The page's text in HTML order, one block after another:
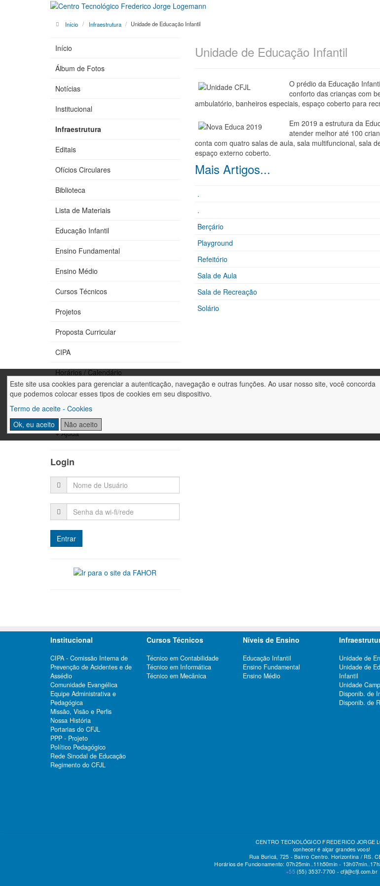
Este site usa cookies para gerenciar a autenticação, navegação e outras funções. Ao usar nosso site, você concorda
que podemos colocar esses tipos de cookies em seu dispositivo.
Termo de aceite - Cookies
Ok, eu aceito
Não aceito
Início Infraestrutura Unidade de Educação Infantil
Unidade de Educação Infantil
O prédio da Educação
conforto das crianças com
ambulatório, banheiros especiais, espaço coberto para
Em 2019 a estrutura da
atender melhor até 100
conta com quatro salas de aula, sala multifuncional, sala
espaço externo coberto.
Mais Artigos...
.
.
Berçário
Playground
Refeitório
Sala de Aula
Sala de Recreação
Solário
Início
Álbum de Fotos
Notícias
Institucional
Infraestrutura
Editais
Ofícios Circulares
Biblioteca
Lista de Materiais
Educação Infantil
Ensino Fundamental
Ensino Médio
Cursos Técnicos
Projetos
Proposta Curricular
CIPA
Horários / Calendário
Fale conosco
Trabalhe conosco
+ Ajuda
Login
Institucional
CIPA - Comissão Interna de
Prevenção de Acidentes e de
Assédio
Comunidade Evangélica
Equipe Administrativa e
Pedagógica
Missão, Visão e Perfis
Nossa História
Portarias do CFJL
PPP - Projeto
Político Pedagógico
Rede Sinodal de Educação
Regimento do CFJL
Cursos Técnicos
Técnico em Contabilidade
Técnico em Informática
Técnico em Mecânica
Níveis de Ensino
Educação Infantil
Ensino Fundamental
Ensino Médio
Unidade de
Unidade de
Infantil
Unidade
Disponib. de
Disponib. de
CENTRO TECNOLÓGICO FREDERICO JORGE
conhecer é alçar grandes voos!
Rua Buricá, 725 - Bairro Centro. Horizontina / RS.
Horários de Funcionamento: 07h25min..11h50min -
+55 (55) 3537-7700 -cfjl@cfjl.com.br